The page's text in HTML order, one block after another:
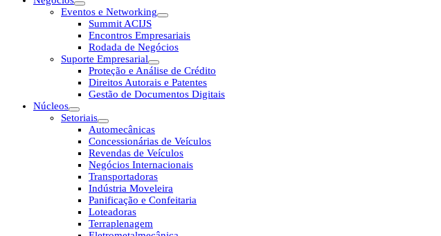
Eventos e Networking
Summit ACIJS
Encontros Empresariais
Rodada de Negócios
Suporte Empresarial
Proteção e Análise de Crédito
Direitos Autorais e Patentes
Gestão de Documentos Digitais
Núcleos
Setoriais
Automecânicas
Concessionárias de Veículos
Revendas de Veículos
Negócios Internacionais
Transportadoras
Indústria Moveleira
Panificação e Confeitaria
Loteadoras
Terraplenagem